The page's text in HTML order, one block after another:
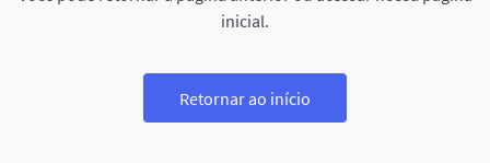
inicial.
Retornar ao início